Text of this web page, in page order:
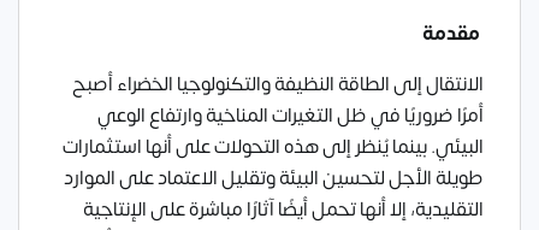
مقدمة
الانتقال إلى الطاقة النظيفة والتكنولوجيا الخضراء أصبح
أمرًا ضروريًا في ظل التغيرات المناخية وارتفاع الوعي
البيئي. بينما يُنظر إلى هذه التحولات على أنها استثمارات
طويلة الأجل لتحسين البيئة وتقليل الاعتماد على الموارد
التقليدية، إلا أنها تحمل أيضًا آثارًا مباشرة على الإنتاجية